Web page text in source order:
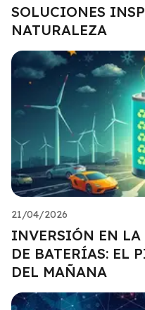
SOLUCIONES
NATURALEZA
21/04/2026
INVERSIÓN EN LA
DE BATERÍAS: EL
DEL MAÑANA